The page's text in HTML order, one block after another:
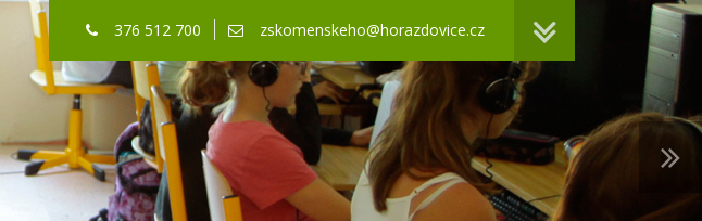
376 512 700 zskomenskeho@horazdovice.cz